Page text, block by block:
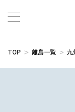
TOP 離島一覧 九